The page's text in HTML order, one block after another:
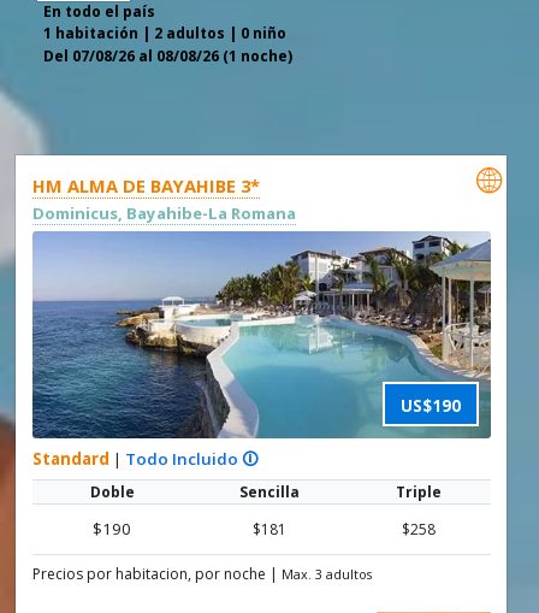
En todo el país
1 habitación | 2 adultos | 0 niño
Del 07/08/26 al 08/08/26 (1 noche)
HM ALMA DE BAYAHIBE 3*
Dominicus, Bayahibe-La Romana
US$190
Standard | Todo Incluido 🛈
Doble Sencilla Triple
$190 $181 $258
Precios por habitacion, por noche | Max. 3 adultos
